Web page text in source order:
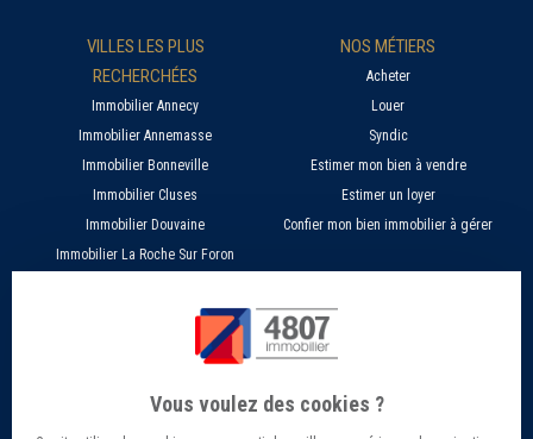
VILLES LES PLUS
RECHERCHÉES
Immobilier Annecy
Immobilier Annemasse
Immobilier Bonneville
Immobilier Cluses
Immobilier Douvaine
Immobilier La Roche Sur Foron
NOS MÉTIERS
Acheter
Louer
Syndic
Estimer mon bien à vendre
Estimer un loyer
Confier mon bien immobilier à gérer
Nos agences 4807
SERVICES EN LIGNE
Estimer mon bien immobilier en ligne
Candidature location
Vous voulez des cookies ?